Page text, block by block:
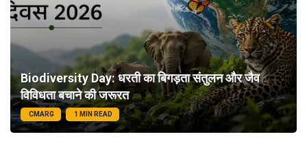
Biodiversity Day: धरती का बिगड़ता संतुलन और जैव
विविधता बचाने की जरूरत
CMARG 1 MIN READ